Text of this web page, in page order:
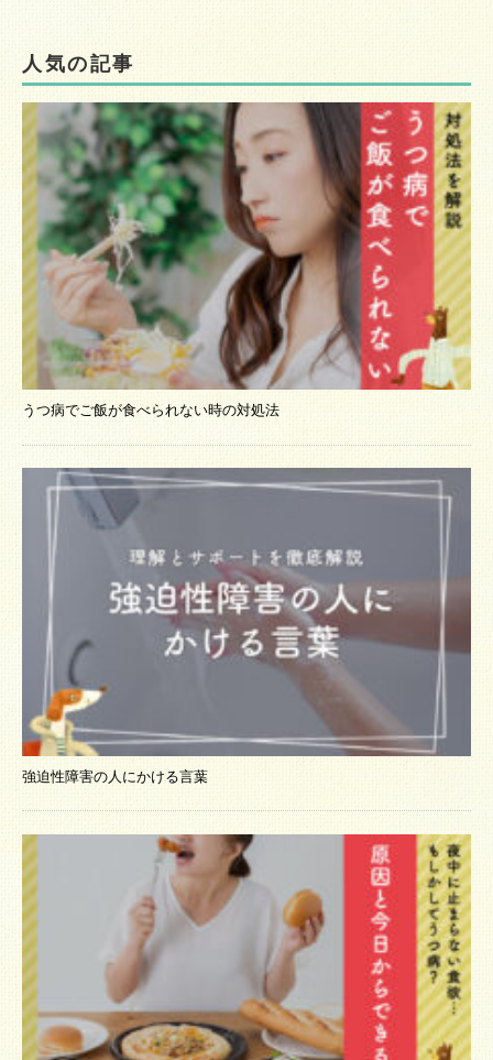
人気の記事
うつ病でご飯が食べられない時の対処法
強迫性障害の人にかける言葉